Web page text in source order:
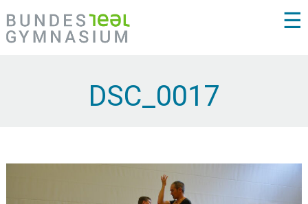
☰
DSC_0017